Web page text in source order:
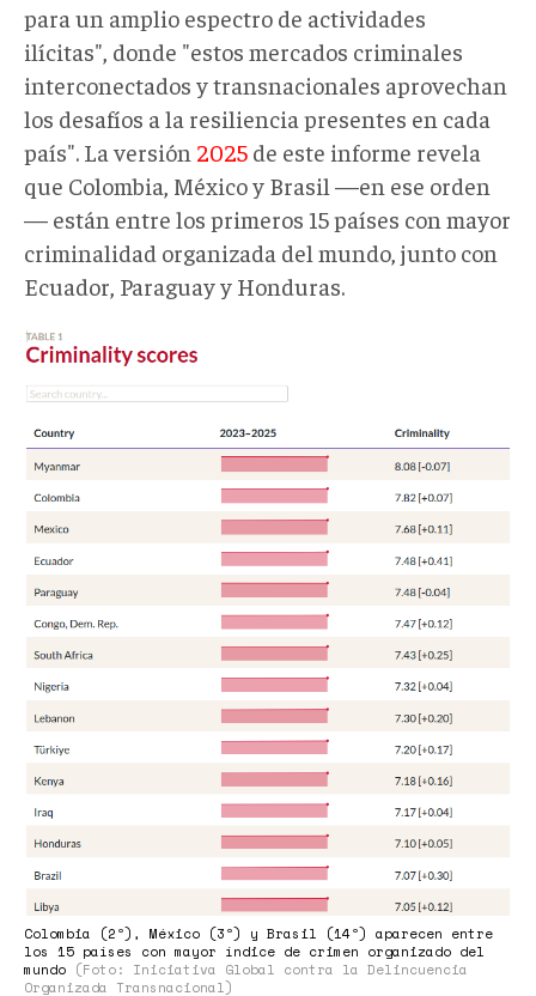
para un amplio espectro de actividades
ilícitas", donde "estos mercados criminales
interconectados y transnacionales aprovechan
los desafíos a la resiliencia presentes en cada
país". La versión 2025 de este informe revela
que Colombia, México y Brasil —en ese orden
— están entre los primeros 15 países con mayor
criminalidad organizada del mundo, junto con
Ecuador, Paraguay y Honduras.
Índice
Crimen
Organizado
1.png
Colombia (2º), México (3º) y Brasil (14º) aparecen entre
los 15 países con mayor índice de crimen organizado del
mundo (Foto: Iniciativa Global contra la Delincuencia
Organizada Transnacional)